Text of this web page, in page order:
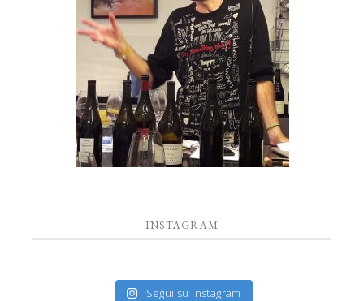
INSTAGRAM
Segui su Instagram